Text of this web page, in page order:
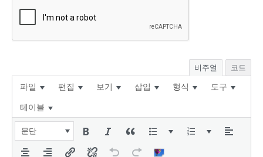
비주얼 코드
파일 편집 보기 삽입 형식 도구
테이블
문단